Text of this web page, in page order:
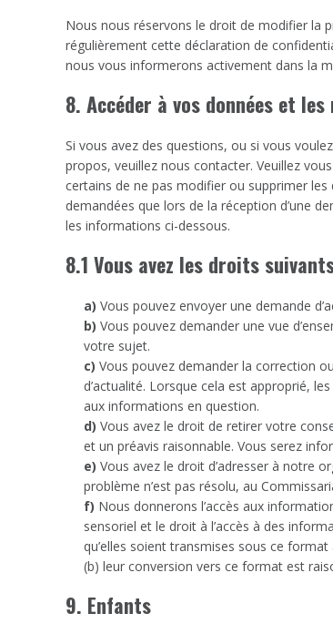
Nous nous réservons le droit de modifier la
régulièrement cette déclaration de
nous vous informerons activement dans la
8. Accéder à vos données et
Si vous avez des questions, ou si vous
propos, veuillez nous contacter. Veuillez
certains de ne pas modifier ou supprimer
demandées que lors de la réception d’une
les informations ci-dessous.
8.1 Vous avez les droits
Vous pouvez envoyer une demande
Vous pouvez demander une vue
votre sujet.
Vous pouvez demander la correction
d’actualité. Lorsque cela est approprié,
aux informations en question.
Vous avez le droit de retirer votre
et un préavis raisonnable. Vous serez
Vous avez le droit d’adresser à notre
problème n’est pas résolu, au
Nous donnerons l’accès aux
sensoriel et le droit à l’accès à des
qu’elles soient transmises sous ce
(b) leur conversion vers ce format est
9. Enfants